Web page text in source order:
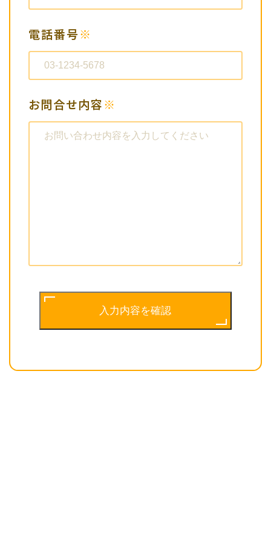
メーカーの方
その他の方
電話番号※
お問合せ内容※
入力内容を確認